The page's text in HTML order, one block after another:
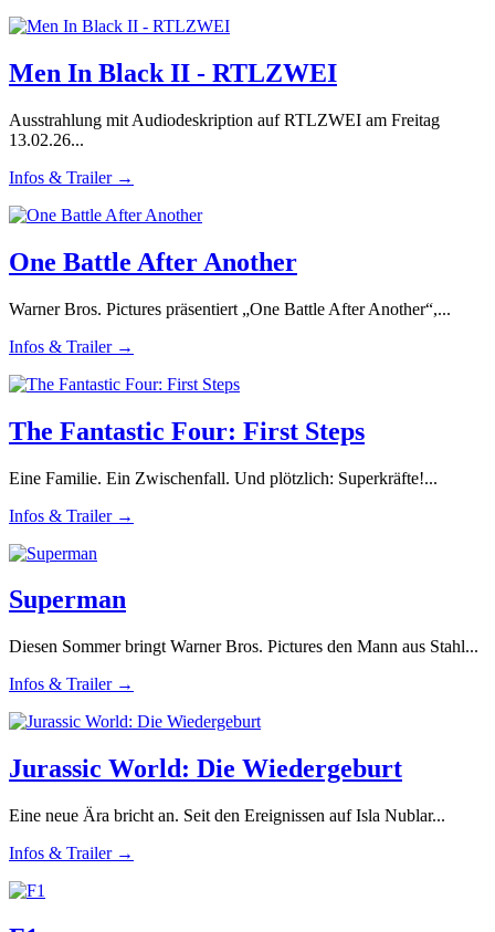
Men In Black II - RTLZWEI
Ausstrahlung mit Audiodeskription auf RTLZWEI am Freitag
13.02.26...
Infos & Trailer →
One Battle After Another
Warner Bros. Pictures präsentiert „One Battle After Another“,...
Infos & Trailer →
The Fantastic Four: First Steps
Eine Familie. Ein Zwischenfall. Und plötzlich: Superkräfte!...
Infos & Trailer →
Superman
Diesen Sommer bringt Warner Bros. Pictures den Mann aus Stahl...
Infos & Trailer →
Jurassic World: Die Wiedergeburt
Eine neue Ära bricht an. Seit den Ereignissen auf Isla Nublar...
Infos & Trailer →